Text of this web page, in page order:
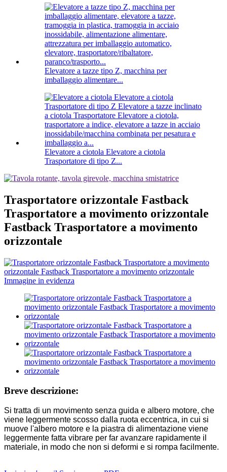
Elevatore a tazze tipo Z, macchina per
imballaggio alimentare...
Elevatore a ciotola Elevatore a ciotola
Trasportatore di tipo Z...
Trasportatore orizzontale Fastback
Trasportatore a movimento orizzontale
Fastback Trasportatore a movimento
orizzontale
Breve descrizione:
Si tratta di un movimento senza guida e albero motore, che
viene leggermente scosso dalla ruota eccentrica, in cui si
muove l'albero motore e la piastra di alimentazione viene
leggermente fatta vibrare per far avanzare rapidamente il
materiale, in modo che non si deformi e si rompa facilmente.